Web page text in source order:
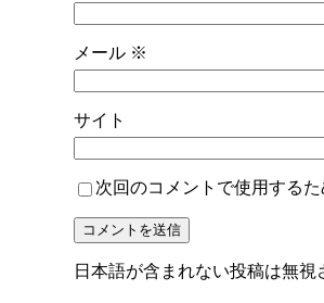
メール ※
サイト
次回のコメントで使用する
日本語が含まれない投稿は無視